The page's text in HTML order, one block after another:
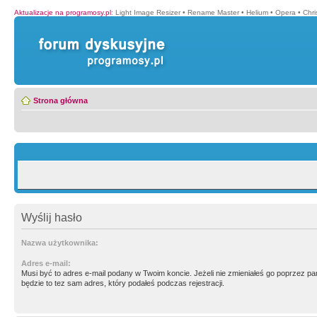
Aktualizacje na programosy.pl: Light Image Resizer • Rename Master • Helium • Opera •
Strona główna
Wyślij hasło
Nazwa użytkownika:
Adres e-mail:
Musi być to adres e-mail podany w Twoim koncie. Jeżeli nie zmieniałeś go poprzez
będzie to tez sam adres, który podałeś podczas rejestracji.